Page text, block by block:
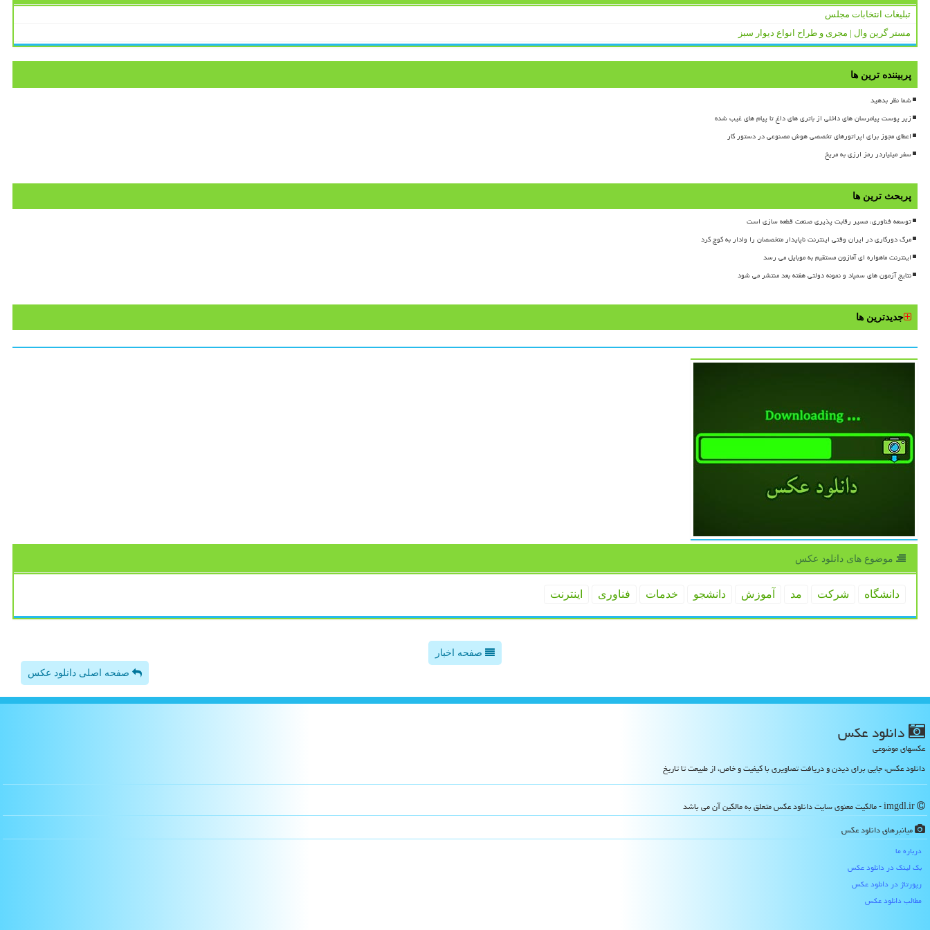
تبلیغات انتخابات مجلس
مستر گرین وال | مجری و طراح انواع دیوار سبز
پربیننده ترین ها
شما نظر بدهید
زیر پوست پیامرسان های داخلی از باتری های داغ تا پیام های غیب شده
اعطای مجوز برای اپراتورهای تخصصی هوش مصنوعی در دستور کار
سفر میلیاردر رمز ارزی به مریخ
پربحث ترین ها
توسعه فناوری، مسیر رقابت پذیری صنعت قطعه سازی است
مرگ دورکاری در ایران وقتی اینترنت ناپایدار متخصصان را وادار به کوچ کرد
اینترنت ماهواره ای آمازون مستقیم به موبایل می رسد
نتایج آزمون های سمپاد و نمونه دولتی هفته بعد منتشر می شود
جدیدترین ها
موضوع های دانلود عكس
دانشگاه شركت مد آموزش دانشجو خدمات فناوری اینترنت
صفحه اخبار
صفحه اصلی دانلود عکس
دانلود عكس
عکسهای موضوعی
دانلود عکس، جایی برای دیدن و دریافت تصاویری با کیفیت و خاص، از طبیعت تا تاریخ
میانبرهای دانلود عكس
درباره ما
بک لینک در دانلود عكس
رپورتاژ در دانلود عكس
مطالب دانلود عكس